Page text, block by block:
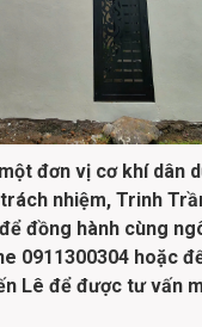
đơn vị cơ khí dân
nhiệm, Trinh
đồng hành cùng
0911300304 hoặc
Lê để được tư vấn